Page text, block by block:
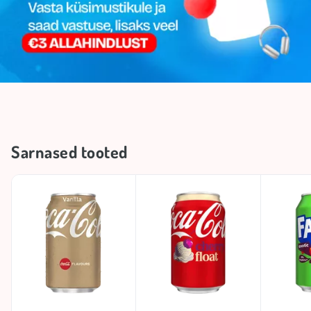
Sarnased tooted